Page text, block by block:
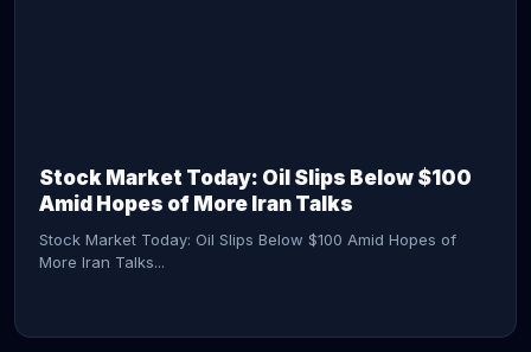
Stock Market Today: Oil Slips Below $100
Amid Hopes of More Iran Talks
Stock Market Today: Oil Slips Below $100 Amid Hopes of
More Iran Talks...